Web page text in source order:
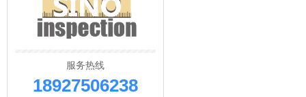
服务热线
18927506238